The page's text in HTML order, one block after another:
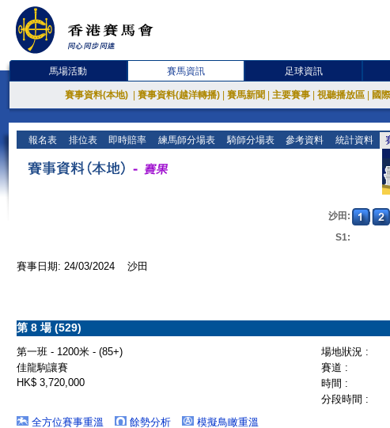
馬場活動 賽馬資訊 足球資訊
賽事資料(本地) 賽事資料(越洋轉播) 賽馬新聞 主要賽事 視聽播放區 國
報名表 排位表 即時賠率 練馬師分場表 騎師分場表 參考資料 統計資料
沙田:
S1:
賽事日期: 24/03/2024 沙田
第 8 場 (529)
第一班 - 1200米 - (85+) 場地狀況 :
佳龍駒讓賽
賽道 :
HK$ 3,720,000
時間 :
分段時間 :
全方位賽事重溫 餘勢分析 模擬鳥瞰重溫